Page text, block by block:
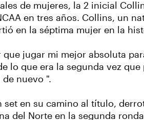
de mujeres, la 2 inicial
en tres años. Collins, un
en la séptima mujer en la
que jugar mi mejor absoluta
lo que era la segunda vez
nuevo ".
en su camino al título,
del Norte en la segunda